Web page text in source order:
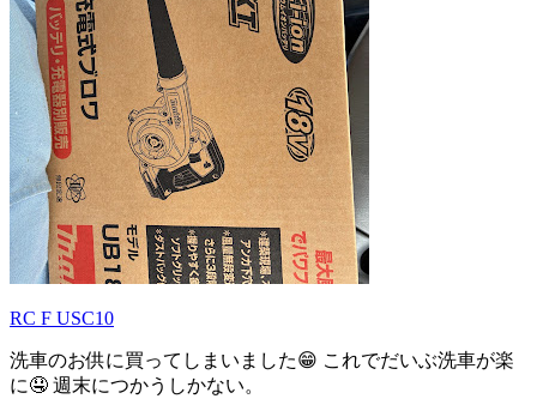
RC F USC10
洗車のお供に買ってしまいました😁 これでだいぶ洗車が楽
に🤤 週末につかうしかない。